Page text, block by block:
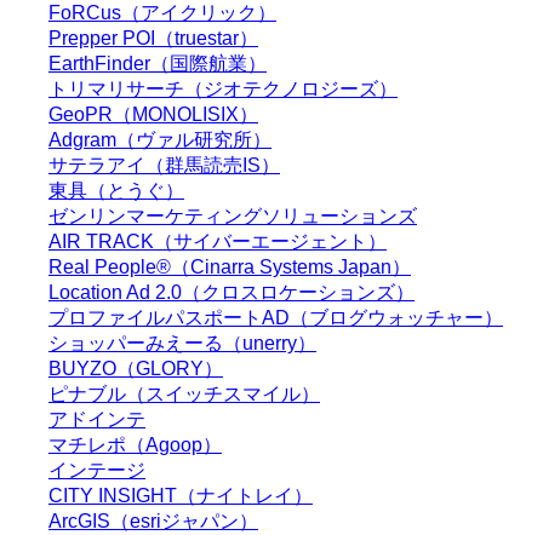
FoRCus（アイクリック）
Prepper POI（truestar）
EarthFinder（国際航業）
トリマリサーチ（ジオテクノロジーズ）
GeoPR（MONOLISIX）
Adgram（ヴァル研究所）
サテラアイ（群馬読売IS）
東具（とうぐ）
ゼンリンマーケティングソリューションズ
AIR TRACK（サイバーエージェント）
Real People®（Cinarra Systems Japan）
Location Ad 2.0（クロスロケーションズ）
プロファイルパスポートAD（ブログウォッチャー）
ショッパーみえーる（unerry）
BUYZO（GLORY）
ピナブル（スイッチスマイル）
アドインテ
マチレポ（Agoop）
インテージ
CITY INSIGHT（ナイトレイ）
ArcGIS（esriジャパン）